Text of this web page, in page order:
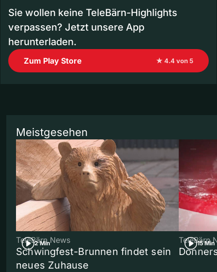
Sie wollen keine TeleBärn-Highlights
verpassen? Jetzt unsere App
herunterladen.
Zum Play Store ★ 4.4 von 5
Meistgesehen
2 Min
TeleBärn News
Schwingfest-Brunnen findet sein
neues Zuhause
15 Min
TeleBärn